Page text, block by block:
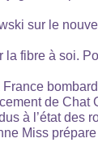
sur le
la fibre à soi.
de Chat
à l’état des
Miss